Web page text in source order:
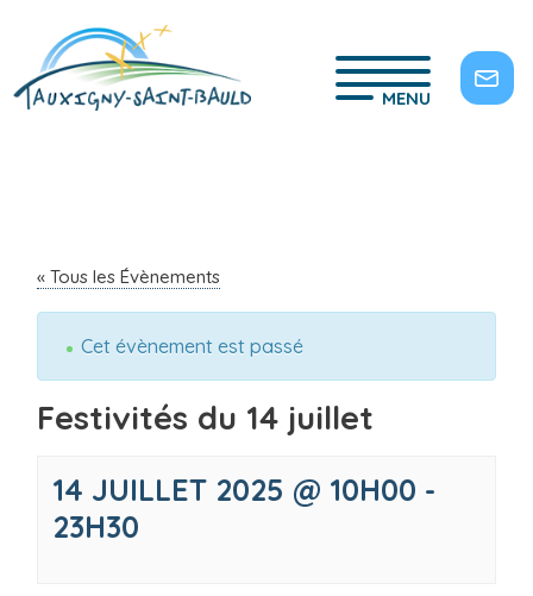
MENU
« Tous les Évènements
Cet évènement est passé
Festivités du 14 juillet
14 JUILLET 2025 @ 10H00 -
23H30